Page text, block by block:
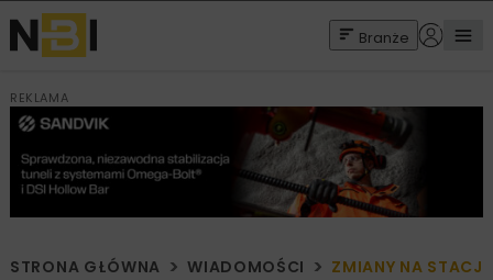
Branże
REKLAMA
STRONA GŁÓWNA WIADOMOŚCI ZMIANY NA STACJI